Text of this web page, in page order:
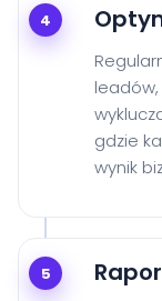
4
gdzie
wynik
5